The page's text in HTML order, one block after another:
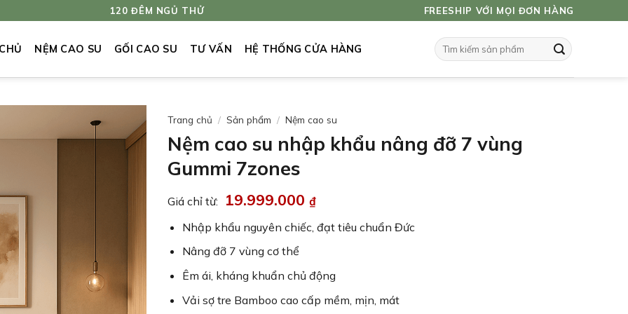
120 ĐÊM NGỦ THỬ FREESHIP VỚI MỌI ĐƠN HÀNG
NỆM CAO SU GỐI CAO SU TƯ VẤN HỆ THỐNG CỬA HÀNG
Tìm
kiếm:
Trang chủ / Sản phẩm / Nệm cao su
Nệm cao su nhập khẩu nâng đỡ 7 vùng
Gummi 7zones
Giá chỉ từ: 19.999.000 ₫
Nhập khẩu nguyên chiếc, đạt tiêu chuẩn Đức
Nâng đỡ 7 vùng cơ thể
Êm ái, kháng khuẩn chủ động
Vải sợ tre Bamboo cao cấp mềm, mịn, mát